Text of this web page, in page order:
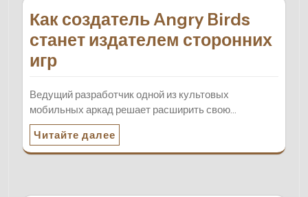
Как создатель Angry Birds
станет издателем сторонних
игр
Ведущий разработчик одной из культовых
мобильных аркад решает расширить свою…
Читайте далее